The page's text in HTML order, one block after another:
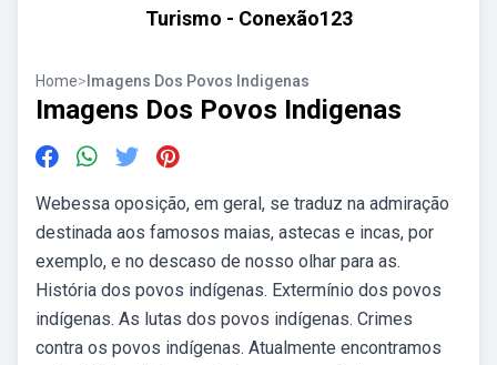
Turismo - Conexão123
Home> Imagens Dos Povos Indigenas
Imagens Dos Povos Indigenas
Webessa oposição, em geral, se traduz na admiração
destinada aos famosos maias, astecas e incas, por
exemplo, e no descaso de nosso olhar para as.
História dos povos indígenas. Extermínio dos povos
indígenas. As lutas dos povos indígenas. Crimes
contra os povos indígenas. Atualmente encontramos